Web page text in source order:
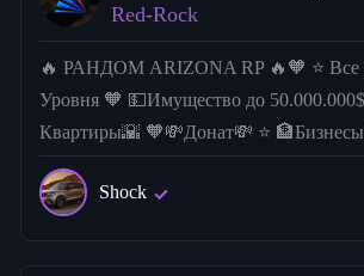
Red-Rock
🔥 РАНДОМ ARIZONA RP 🔥🧡 ⭐ Все
Уровня 🧡 💵Имущество до
Квартиры🌇 🧡💸Донат💸 ⭐
🏡 ⭐🏎 Большинство аккаунтов c
Возможно всё ! 🔥🔥🔥
Shock